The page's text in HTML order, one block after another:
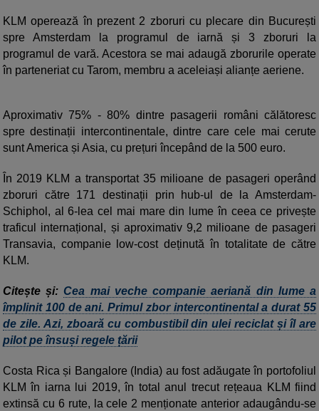
KLM operează în prezent 2 zboruri cu plecare din București
spre Amsterdam la programul de iarnă și 3 zboruri la
programul de vară. Acestora se mai adaugă zborurile operate
în parteneriat cu Tarom, membru a aceleiași alianțe aeriene.
Aproximativ 75% - 80% dintre pasagerii români călătoresc
spre destinații intercontinentale, dintre care cele mai cerute
sunt America și Asia, cu prețuri începând de la 500 euro.
În 2019 KLM a transportat 35 milioane de pasageri operând
zboruri către 171 destinații prin hub-ul de la Amsterdam-
Schiphol, al 6-lea cel mai mare din lume în ceea ce privește
traficul internațional, și aproximativ 9,2 milioane de pasageri
Transavia, companie low-cost deținută în totalitate de către
KLM.
Citește și: Cea mai veche companie aeriană din lume a
împlinit 100 de ani. Primul zbor intercontinental a durat 55
de zile. Azi, zboară cu combustibil din ulei reciclat și îl are
pilot pe însuși regele țării
Costa Rica și Bangalore (India) au fost adăugate în portofoliul
KLM în iarna lui 2019, în total anul trecut rețeaua KLM fiind
extinsă cu 6 rute, la cele 2 menționate anterior adaugându-se